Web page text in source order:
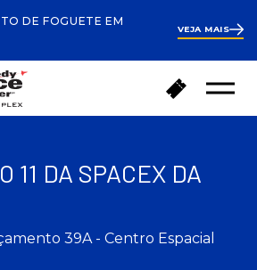
DE FOGUETE EM
VEJA MAIS
l
r
a
a
n
Menu
11 DA SPACEX DA
39A - Centro Espacial